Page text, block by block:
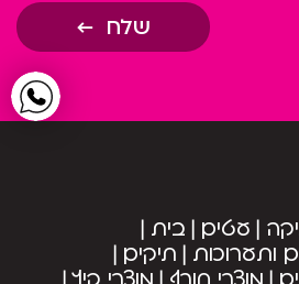
שלח
עטים בית
ותערוכות תיקים